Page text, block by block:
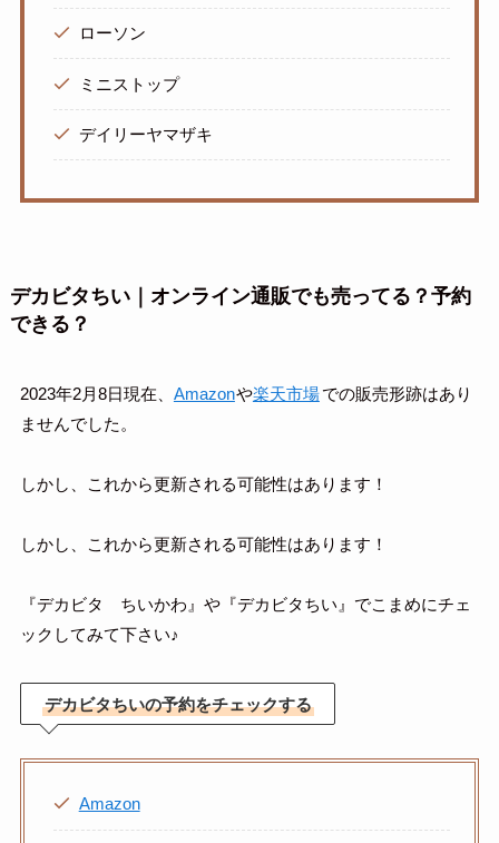
ローソン
ミニストップ
デイリーヤマザキ
デカビタちい｜オンライン通販でも売ってる？予約
できる？
2023年2月8日現在、 Amazonや楽天市場での販売形跡はあり
ませんでした。
しかし、これから更新される可能性はあります！
しかし、これから更新される可能性はあります！
『デカビタ ちいかわ』や『デカビタちい』でこまめにチェ
ックしてみて下さい♪
デカビタちいの予約をチェックする
Amazon